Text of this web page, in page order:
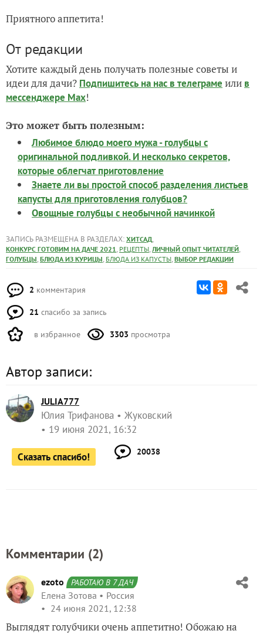
Приятного аппетита!
От редакции
Хотите каждый день получать полезные советы и
идеи для дачи? Подпишитесь на нас в телеграме или в
мессенджере Max!
Это может быть полезным:
Любимое блюдо моего мужа - голубцы с
оригинальной подливкой. И несколько секретов,
которые облегчат приготовление
Знаете ли вы простой способ разделения листьев
капусты для приготовления голубцов?
Овощные голубцы с необычной начинкой
ЗАПИСЬ РАЗМЕЩЕНА В РАЗДЕЛАХ: ХИТСАД,
КОНКУРС ГОТОВИМ НА ДАЧЕ 2021, РЕЦЕПТЫ, ЛИЧНЫЙ ОПЫТ ЧИТАТЕЛЕЙ,
ГОЛУБЦЫ, БЛЮДА ИЗ КУРИЦЫ, БЛЮДА ИЗ КАПУСТЫ, ВЫБОР РЕДАКЦИИ
2 комментария
21 спасибо за запись
в избранное 3303 просмотра
Автор записи:
JULIA777
Юлия Трифанова
Жуковский
19 июня 2021, 16:32
Сказать спасибо! 20038
Комментарии (2)
ezoto РАБОТАЮ В 7 ДАЧ
Елена Зотова
Россия
24 июня 2021, 12:38
Выглядят голубчики очень аппетитно! Обожаю на